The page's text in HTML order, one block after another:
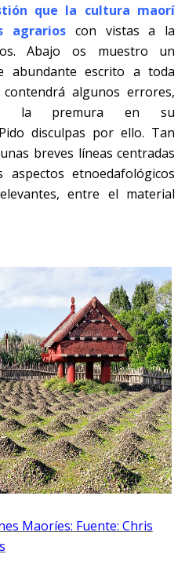
que la cultura maorí
agrarios con vistas a la
Abajo os muestro un
abundante escrito a toda
algunos errores,
la premura en su
disculpas por ello. Tan
breves líneas centradas
etnoedafológicos
entre el material
Maoríes: Fuente: Chris